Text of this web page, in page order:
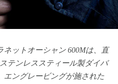
ットオーシャン 600Mは、直
テンレススティール製ダイバ
エングレービングが施された